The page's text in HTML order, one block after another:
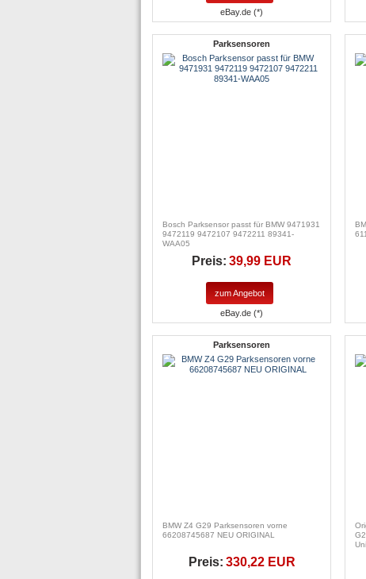
eBay.de (*)
Parksensoren
Bosch Parksensor passt für BMW 9471931
9472119 9472107 9472211 89341-
WAA05
Preis: 39,99 EUR
zum Angebot
eBay.de (*)
Parksensoren
BMW Z4 G29 Parksensoren vorne
66208745687 NEU ORIGINAL
Preis: 330,22 EUR